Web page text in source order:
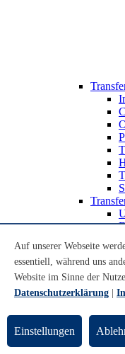
Auf unserer Webseite
essentiell, während uns
Website im Sinne der
Datenschutzerklärung
Einstellungen